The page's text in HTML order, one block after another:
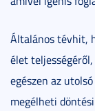
Általános tévhit,
élet
egészen az
megélheti